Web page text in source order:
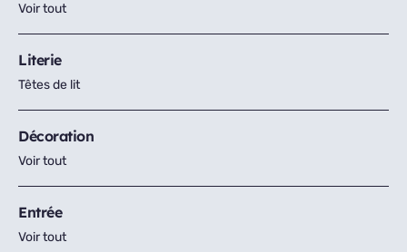
Voir tout
Literie
Têtes de lit
Décoration
Voir tout
Entrée
Voir tout